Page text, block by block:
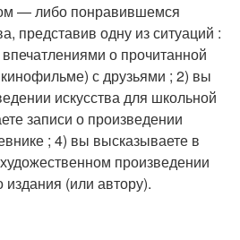
— либо понравившемся
представив одну из ситуаций :
о прочитанной
с друзьями ; 2) вы
искусства для школьной
записи о произведении
; 4) вы высказываете в
произведении
(или автору).